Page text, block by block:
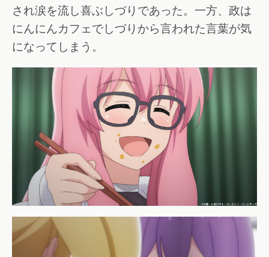
され涙を流し喜ぶしづりであった。一方、政は
にんにんカフェでしづりから言われた言葉が気
になってしまう。